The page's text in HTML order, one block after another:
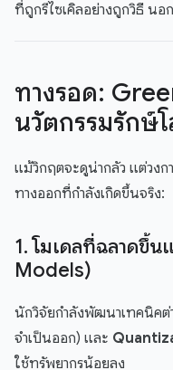
ที่ถูกรีไซเคิลอย่างถูกวิธี น
ทางรอด:
นวัตกรรมรักษ์
แม้วิกฤตจะดูน่ากลัว แต่วง
ทางออกที่กำลังเกิดขึ้นจริง:
1. โมเดลที่ฉลาดขึ้
Models)
นักวิจัยกำลังพัฒนาเทคนิคต่
จำเป็นออก) และ
ใช้ทรัพยากรน้อยลง